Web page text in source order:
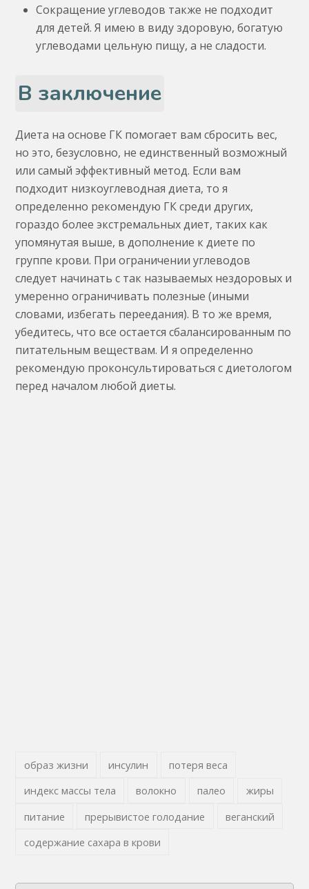
Сокращение углеводов также не подходит
для детей. Я имею в виду здоровую, богатую
углеводами цельную пищу, а не сладости.
В заключение
Диета на основе ГК помогает вам сбросить вес,
но это, безусловно, не единственный возможный
или самый эффективный метод. Если вам
подходит низкоуглеводная диета, то я
определенно рекомендую ГК среди других,
гораздо более экстремальных диет, таких как
упомянутая выше, в дополнение к диете по
группе крови. При ограничении углеводов
следует начинать с так называемых нездоровых и
умеренно ограничивать полезные (иными
словами, избегать переедания). В то же время,
убедитесь, что все остается сбалансированным по
питательным веществам. И я определенно
рекомендую проконсультироваться с диетологом
перед началом любой диеты.
образ жизни инсулин
потеря веса
индекс массы тела
волокно палео
жиры
питание
прерывистое голодание
веганский
содержание сахара в крови